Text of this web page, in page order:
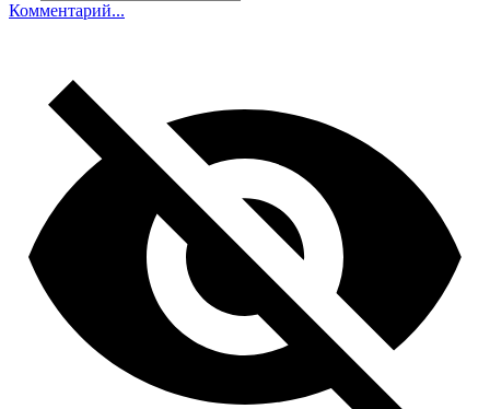
Комментарий...